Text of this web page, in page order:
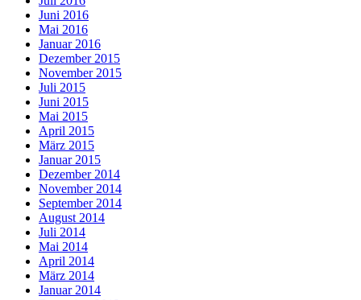
Juni 2016
Mai 2016
Januar 2016
Dezember 2015
November 2015
Juli 2015
Juni 2015
Mai 2015
April 2015
März 2015
Januar 2015
Dezember 2014
November 2014
September 2014
August 2014
Juli 2014
Mai 2014
April 2014
März 2014
Januar 2014